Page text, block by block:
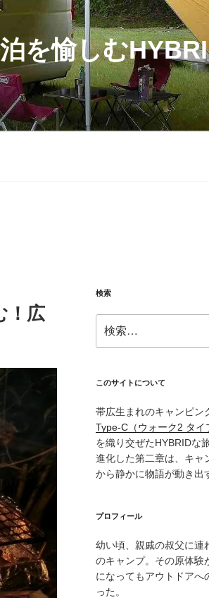
を愉しむ
！広
検索
索:
このサイトについて
帯広生まれのキャンピン
Type‑C（ウォーク2 タイ
を織り交ぜたHYBRIDな
進化した第二章は、キャ
から静かに物語が動き出
プロフィール
幼い頃、親戚の叔父に連
のキャンプ。その原体験
になってもアウトドアへ
った。